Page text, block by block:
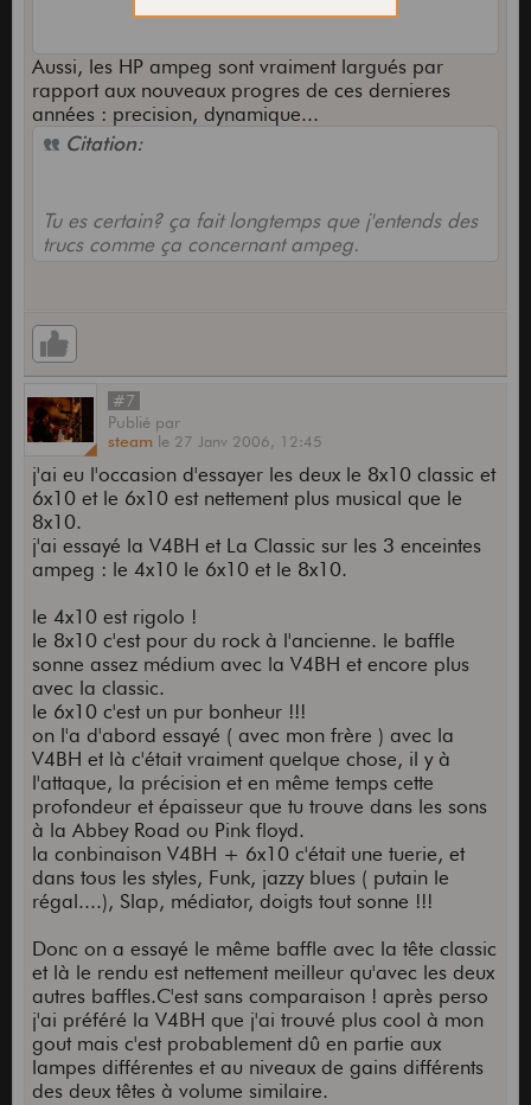
Aussi, les HP ampeg sont vraiment largués par
rapport aux nouveaux progres de ces dernieres
années : precision, dynamique...
Citation:
Tu es certain? ça fait longtemps que j'entends des
trucs comme ça concernant ampeg.
#7
Publié par
steam le 27 Janv 2006, 12:45
j'ai eu l'occasion d'essayer les deux le 8x10 classic et
6x10 et le 6x10 est nettement plus musical que le
8x10.
j'ai essayé la V4BH et La Classic sur les 3 enceintes
ampeg : le 4x10 le 6x10 et le 8x10.
le 4x10 est rigolo !
le 8x10 c'est pour du rock à l'ancienne. le baffle
sonne assez médium avec la V4BH et encore plus
avec la classic.
le 6x10 c'est un pur bonheur !!!
on l'a d'abord essayé ( avec mon frère ) avec la
V4BH et là c'était vraiment quelque chose, il y à
l'attaque, la précision et en même temps cette
profondeur et épaisseur que tu trouve dans les sons
à la Abbey Road ou Pink floyd.
la conbinaison V4BH + 6x10 c'était une tuerie, et
dans tous les styles, Funk, jazzy blues ( putain le
régal....), Slap, médiator, doigts tout sonne !!!
Donc on a essayé le même baffle avec la tête classic
et là le rendu est nettement meilleur qu'avec les deux
autres baffles.C'est sans comparaison ! après perso
j'ai préféré la V4BH que j'ai trouvé plus cool à mon
gout mais c'est probablement dû en partie aux
lampes différentes et au niveaux de gains différents
des deux têtes à volume similaire.